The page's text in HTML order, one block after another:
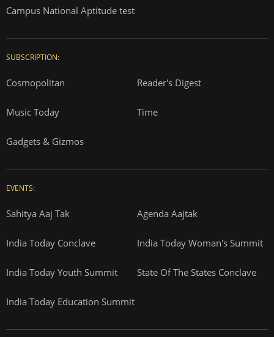
Campus National Aptitude test
SUBSCRIPTION:
Cosmopolitan Reader's Digest
Music Today Time
Gadgets & Gizmos
EVENTS:
Sahitya Aaj Tak Agenda Aajtak
India Today Conclave India Today Woman's Summit
India Today Youth Summit State Of The States Conclave
India Today Education Summit